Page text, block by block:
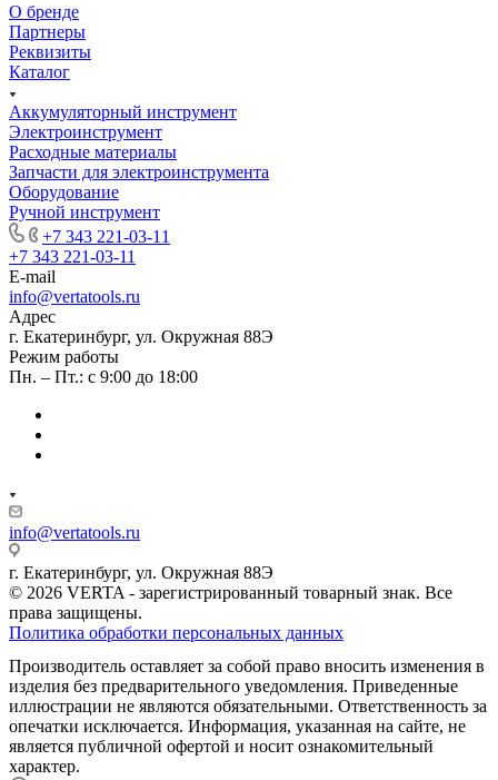
О бренде
Партнеры
Реквизиты
Каталог
Аккумуляторный инструмент
Электроинструмент
Расходные материалы
Запчасти для электроинструмента
Оборудование
Ручной инструмент
+7 343 221-03-11
+7 343 221-03-11
E-mail
info@vertatools.ru
Адрес
г. Екатеринбург, ул. Окружная 88Э
Режим работы
Пн. – Пт.: с 9:00 до 18:00
info@vertatools.ru
г. Екатеринбург, ул. Окружная 88Э
© 2026 VERTA - зарегистрированный товарный знак. Все
права защищены.
Политика обработки персональных данных
Производитель оставляет за собой право вносить изменения в
изделия без предварительного уведомления. Приведенные
иллюстрации не являются обязательными. Ответственность за
опечатки исключается. Информация, указанная на сайте, не
является публичной офертой и носит ознакомительный
характер.